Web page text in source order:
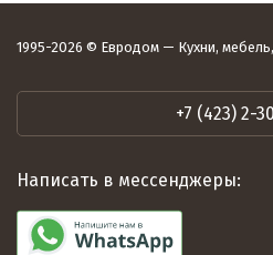
1995-2026 © Евродом — Кухни,
+7 (423) 2-
Написать в мессенджеры: